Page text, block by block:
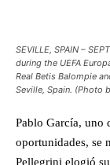
SEVILLE, SPAIN –
during the UEFA
Real Betis Balompie
Seville, Spain. (Photo
Pablo García, uno
oportunidades, se
Pellegrini elogió